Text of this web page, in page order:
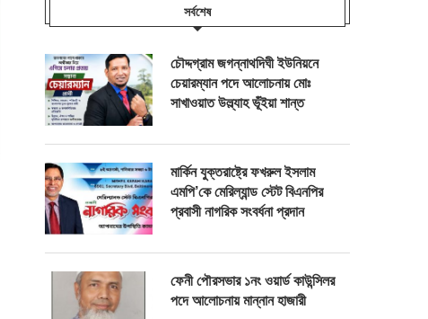
সর্বশেষ
চৌদ্দগ্রাম জগন্নাথদিঘী ইউনিয়নে
চেয়ারম্যান পদে আলোচনায় মোঃ
সাখাওয়াত উল্ল্যাহ ভূঁইয়া শান্ত
মার্কিন যুক্তরাষ্ট্রে ফখরুল ইসলাম
এমপি’কে মেরিল্যান্ড স্টেট বিএনপির
প্রবাসী নাগরিক সংবর্ধনা প্রদান
ফেনী পৌরসভার ১নং ওয়ার্ড কাউন্সিলর
পদে আলোচনায় মান্নান হাজারী